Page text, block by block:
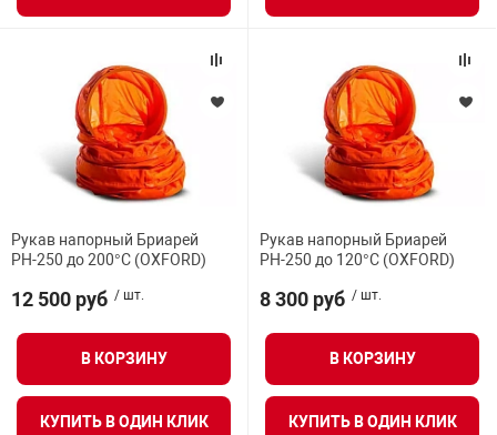
Рукав напорный Бриарей
РН-250 до 200°С (OXFORD)
12 500 руб / шт.
В КОРЗИНУ
КУПИТЬ В ОДИН КЛИК
Рукав напорный Бриарей
РН-250 до 120°С (OXFORD)
8 300 руб / шт.
В КОРЗИНУ
КУПИТЬ В ОДИН КЛИК